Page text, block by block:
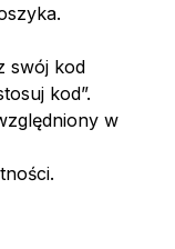
swój kod
kod”.
w